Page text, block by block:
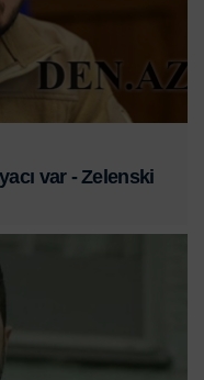
var - Zelenski